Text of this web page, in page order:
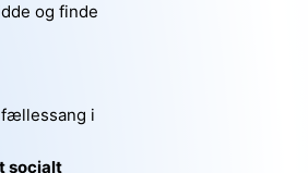
og finde
fællessang i
socialt